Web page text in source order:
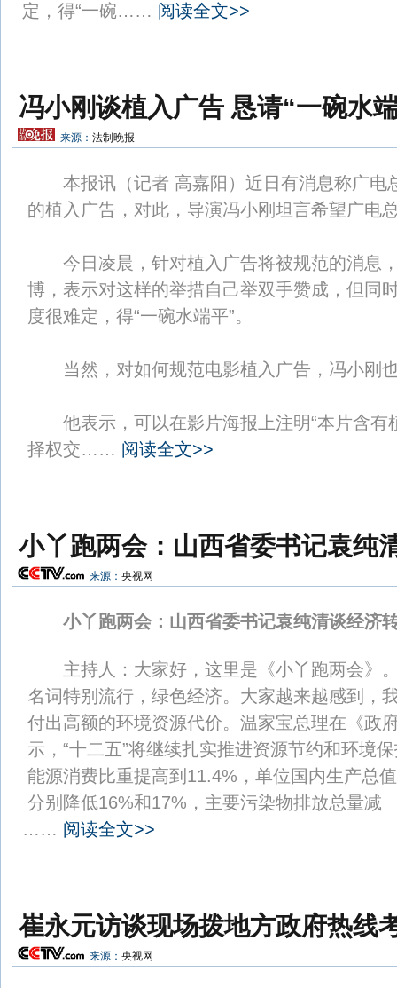
定，得“一碗…… 阅读全文>>
冯小刚谈植入广告 恳请“一碗水
来源： 法制晚报
本报讯（记者 高嘉阳）近日有消息称广电
的植入广告，对此，导演冯小刚坦言希望广电
今日凌晨，针对植入广告将被规范的消息
博，表示对这样的举措自己举双手赞成，但同
度很难定，得“一碗水端平”。
当然，对如何规范电影植入广告，冯小刚
他表示，可以在影片海报上注明“本片含有
择权交…… 阅读全文>>
小丫跑两会：山西省委书记袁纯
来源： 央视网
小丫跑两会：山西省委书记袁纯清谈经济
主持人：大家好，这里是《小丫跑两会》。
名词特别流行，绿色经济。大家越来越感到，
付出高额的环境资源代价。温家宝总理在《政
示，“十二五”将继续扎实推进资源节约和环境
能源消费比重提高到11.4%，单位国内生产总
分别降低16%和17%，主要污染物排放总量减
…… 阅读全文>>
崔永元访谈现场拨地方政府热线
来源： 央视网